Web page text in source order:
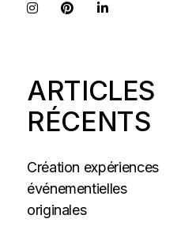
ARTICLES
RÉCENTS
Création expériences
événementielles
originales